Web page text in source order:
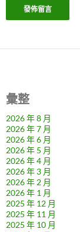
彙整
2026 年 8 月
2026 年 7 月
2026 年 6 月
2026 年 5 月
2026 年 4 月
2026 年 3 月
2026 年 2 月
2026 年 1 月
2025 年 12 月
2025 年 11 月
2025 年 10 月